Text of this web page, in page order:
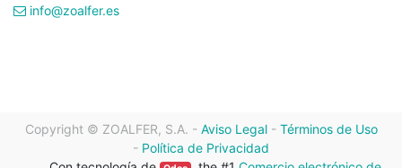
info@zoalfer.es
Copyright © ZOALFER, S.A. - Aviso Legal - Términos de Uso
- Política de Privacidad